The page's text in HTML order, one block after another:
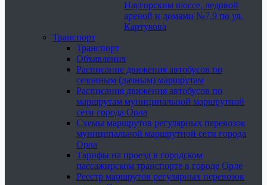
Наугорским шоссе, ледовой
ареной и домами №7,9 по ул.
Картукова
Транспорт
Транспорт
Объявления
Расписание движения автобусов по
сезонным (дачным) маршрутам
Расписания движения автобусов по
маршрутам муниципальной маршрутной
сети города Орла
Схемы маршрутов регулярных перевозок
муниципальной маршрутной сети города
Орла
Тарифы на проезд в городском
пассажирском транспорте в городе Орле
Реестр маршрутов регулярных перевозок